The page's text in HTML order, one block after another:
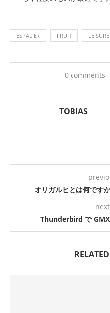
ESPALIER FRUIT LEISURE
0 comments
TOBIAS
オリガルヒとは何です
Thunderbird で GMX